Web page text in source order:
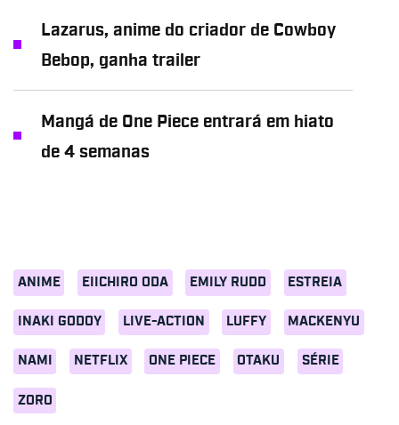
ANIME EIICHIRO ODA EMILY RUDD ESTREIA
INAKI GODOY LIVE-ACTION LUFFY MACKENYU
NAMI NETFLIX ONE PIECE OTAKU SÉRIE
ZORO
Lazarus, anime do criador de Cowboy
Bebop, ganha trailer
Mangá de One Piece entrará em hiato
de 4 semanas